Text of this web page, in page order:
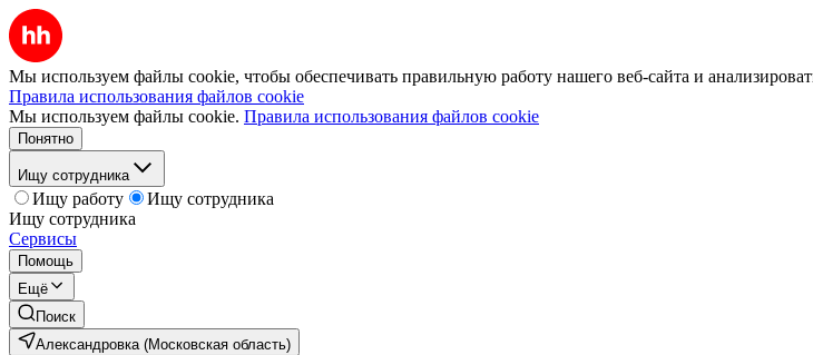
Мы используем файлы cookie, чтобы обеспечивать правильную работу нашего веб-сайта и
Правила использования файлов cookie
Мы используем файлы cookie. Правила использования файлов cookie
Понятно
Ищу сотрудника
Ищу работу
Ищу сотрудника
Ищу сотрудника
Сервисы
Помощь
Ещё
Поиск
Александровка (Московская область)